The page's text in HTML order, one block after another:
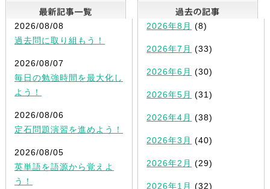
最新記事一覧
2026/08/08
過去問に取り組もう！
2026/08/07
毎日の勉強時間を最大化し
よう！
2026/08/06
定石問題演習を進めよう！
2026/08/05
英単語を語源から覚えよ
う！
2026年8月 (8)
2026年7月 (33)
2026年6月 (30)
2026年5月 (31)
2026年4月 (38)
2026年3月 (40)
2026年2月 (29)
2026年1月 (32)